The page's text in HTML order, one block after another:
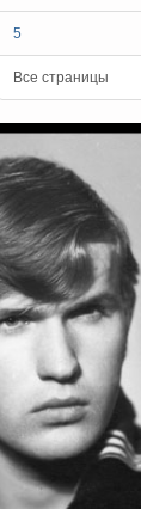
5
Все страницы